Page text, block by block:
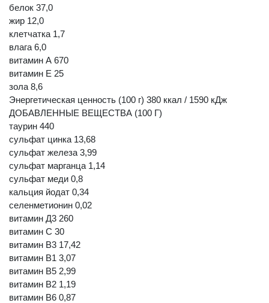
белок 37,0
жир 12,0
клетчатка 1,7
влага 6,0
витамин А 670
витамин Е 25
зола 8,6
Энергетическая ценность (100 г) 380 ккал / 1590 кДж
ДОБАВЛЕННЫЕ ВЕЩЕСТВА (100 Г)
таурин 440
сульфат цинка 13,68
сульфат железа 3,99
сульфат марганца 1,14
сульфат меди 0,8
кальция йодат 0,34
селенметионин 0,02
витамин Д3 260
витамин С 30
витамин В3 17,42
витамин В1 3,07
витамин В5 2,99
витамин В2 1,19
витамин В6 0,87